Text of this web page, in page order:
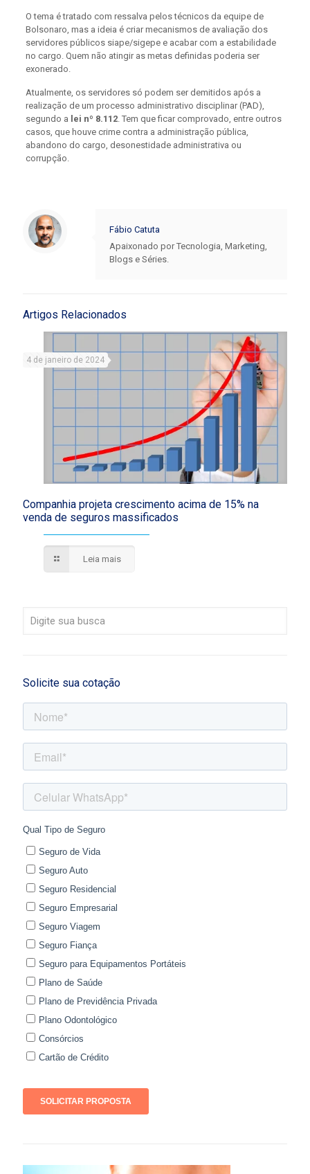
O tema é tratado com ressalva pelos técnicos da equipe de
Bolsonaro, mas a ideia é criar mecanismos de avaliação dos
servidores públicos siape/sigepe e acabar com a estabilidade
no cargo. Quem não atingir as metas definidas poderia ser
exonerado.
Atualmente, os servidores só podem ser demitidos após a
realização de um processo administrativo disciplinar (PAD),
segundo a lei nº 8.112. Tem que ficar comprovado, entre outros
casos, que houve crime contra a administração pública,
abandono do cargo, desonestidade administrativa ou
corrupção.
Fábio Catuta
Apaixonado por Tecnologia, Marketing,
Blogs e Séries.
Artigos Relacionados
4 de janeiro de 2024
Companhia projeta crescimento acima de 15% na
venda de seguros massificados
Leia mais
Solicite sua cotação